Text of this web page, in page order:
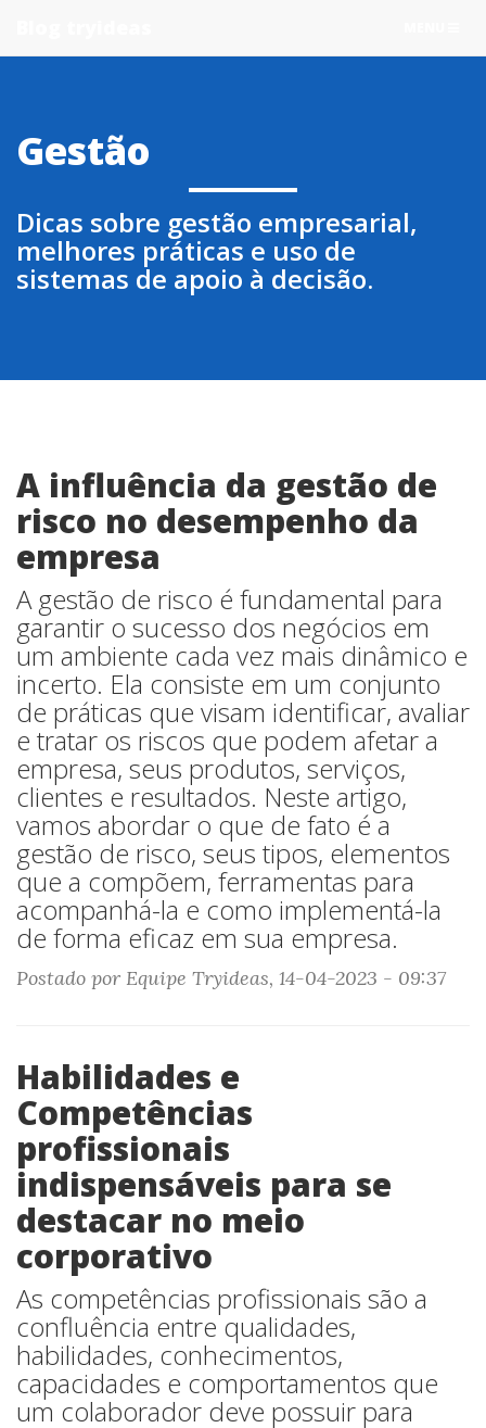
Gestão
Dicas sobre gestão empresarial,
melhores práticas e uso de
sistemas de apoio à decisão.
A influência da gestão de
risco no desempenho da
empresa
A gestão de risco é fundamental para
garantir o sucesso dos negócios em
um ambiente cada vez mais dinâmico e
incerto. Ela consiste em um conjunto
de práticas que visam identificar, avaliar
e tratar os riscos que podem afetar a
empresa, seus produtos, serviços,
clientes e resultados. Neste artigo,
vamos abordar o que de fato é a
gestão de risco, seus tipos, elementos
que a compõem, ferramentas para
acompanhá-la e como implementá-la
de forma eficaz em sua empresa.
Postado por Equipe Tryideas, 14-04-2023 - 09:37
Habilidades e
Competências
profissionais
indispensáveis para se
destacar no meio
corporativo
As competências profissionais são a
confluência entre qualidades,
habilidades, conhecimentos,
capacidades e comportamentos que
um colaborador deve possuir para